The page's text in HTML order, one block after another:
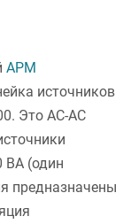
APM
источников
Это AC-AC
ВА (один
предназначены